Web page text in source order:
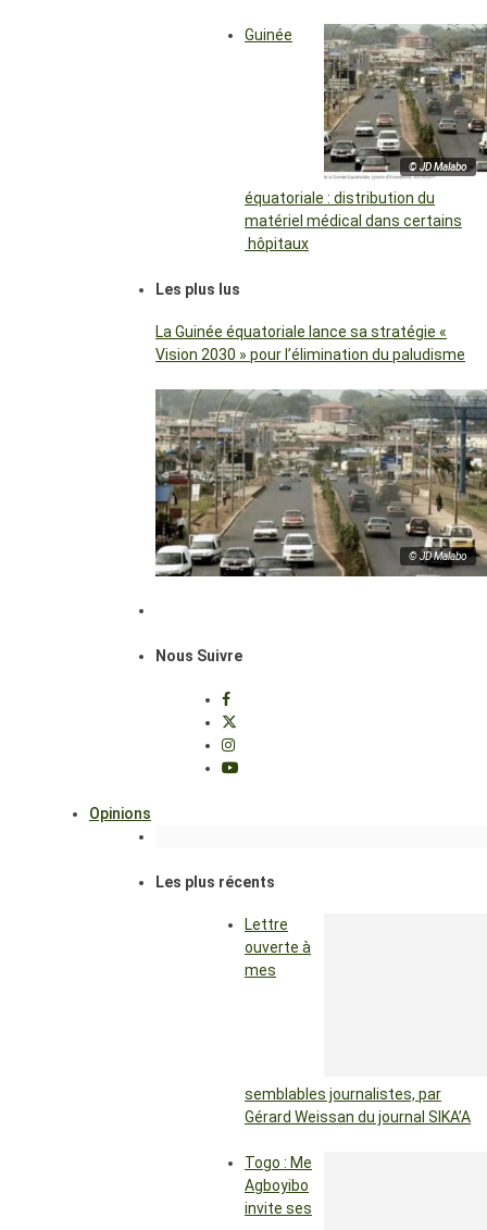
© JD Malabo
Guinée
équatoriale : distribution du
matériel médical dans certains
hôpitaux
Les plus lus
La Guinée équatoriale lance sa stratégie «
Vision 2030 » pour l’élimination du paludisme
© JD Malabo
Nous Suivre
Opinions
Les plus récents
Lettre
ouverte à
mes
semblables journalistes, par
Gérard Weissan du journal SIKA’A
Togo : Me
Agboyibo
invite ses